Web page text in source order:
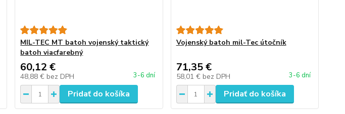
MIL-TEC MT batoh vojenský taktický
batoh viacfarebný
60,12 €
48,88 € bez DPH 3-6 dní
Pridať do košíka
Vojenský batoh mil-Tec útočník
71,35 €
58,01 € bez DPH 3-6 dní
Pridať do košíka